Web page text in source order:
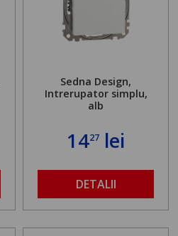
Sedna Design,
Intrerupator simplu,
alb
1427 lei
DETALII